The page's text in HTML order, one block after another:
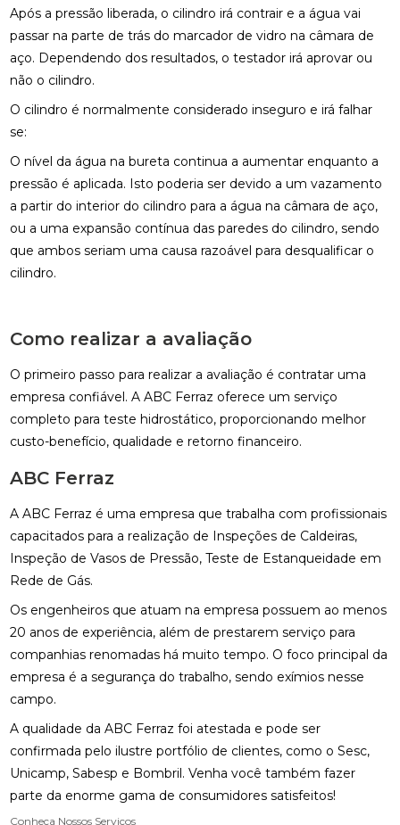
Após a pressão liberada, o cilindro irá contrair e a água vai
passar na parte de trás do marcador de vidro na câmara de
aço. Dependendo dos resultados, o testador irá aprovar ou
não o cilindro.
O cilindro é normalmente considerado inseguro e irá falhar
se:
O nível da água na bureta continua a aumentar enquanto a
pressão é aplicada. Isto poderia ser devido a um vazamento
a partir do interior do cilindro para a água na câmara de aço,
ou a uma expansão contínua das paredes do cilindro, sendo
que ambos seriam uma causa razoável para desqualificar o
cilindro.
Como realizar a avaliação
O primeiro passo para realizar a avaliação é contratar uma
empresa confiável. A ABC Ferraz oferece um serviço
completo para teste hidrostático, proporcionando melhor
custo-benefício, qualidade e retorno financeiro.
ABC Ferraz
A ABC Ferraz é uma empresa que trabalha com profissionais
capacitados para a realização de Inspeções de Caldeiras,
Inspeção de Vasos de Pressão, Teste de Estanqueidade em
Rede de Gás.
Os engenheiros que atuam na empresa possuem ao menos
20 anos de experiência, além de prestarem serviço para
companhias renomadas há muito tempo. O foco principal da
empresa é a segurança do trabalho, sendo exímios nesse
campo.
A qualidade da ABC Ferraz foi atestada e pode ser
confirmada pelo ilustre portfólio de clientes, como o Sesc,
Unicamp, Sabesp e Bombril. Venha você também fazer
parte da enorme gama de consumidores satisfeitos!
Conheça Nossos Serviços